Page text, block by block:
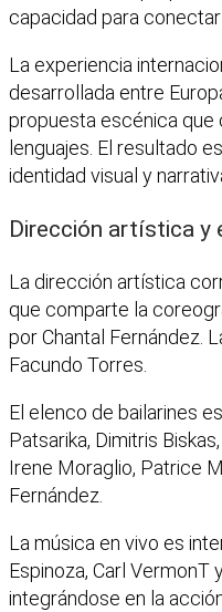
capacidad para
La experiencia
desarrollada entre
propuesta escénica que
lenguajes. El resultado
identidad visual y
Dirección artística y
La dirección artística
que comparte la
por Chantal Fernández.
Facundo Torres.
El elenco de bailarines
Patsarika, Dimitris
Irene Moraglio, Patrice
Fernández.
La música en vivo es
Espinoza, Carl VermonT
integrándose en la